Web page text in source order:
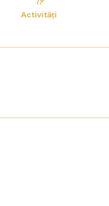
Activități